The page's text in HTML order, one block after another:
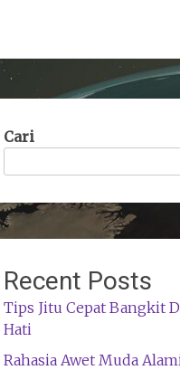
Cari
Recent Posts
Tips Jitu Cepat Bangkit
Hati
Rahasia Awet Muda